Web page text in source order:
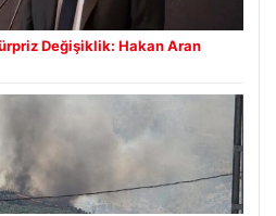
Değişiklik: Hakan Aran